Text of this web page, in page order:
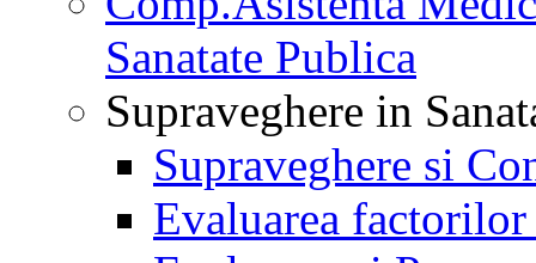
Sanatate Publica
Supraveghere in
Supraveghere si
Evaluarea